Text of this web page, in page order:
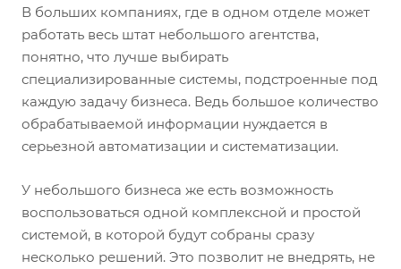
В больших компаниях, где в одном отделе может
работать весь штат небольшого агентства,
понятно, что лучше выбирать
специализированные системы, подстроенные под
каждую задачу бизнеса. Ведь большое количество
обрабатываемой информации нуждается в
серьезной автоматизации и систематизации.
У небольшого бизнеса же есть возможность
воспользоваться одной комплексной и простой
системой, в которой будут собраны сразу
несколько решений. Это позволит не внедрять, не